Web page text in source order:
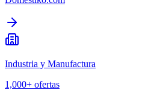
Industria y Manufactura
1,000+ ofertas